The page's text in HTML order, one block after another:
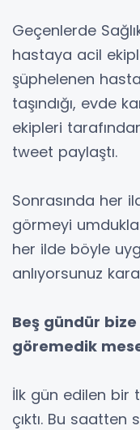
Geçenlerde
hastaya acil
şüphelenen
taşındığı, evde
ekipleri
tweet paylaştı.
Sonrasında her
görmeyi
her ilde böyle
anlıyorsunuz
Beş gündür
göremedik
İlk gün edilen bir
çıktı. Bu saatten